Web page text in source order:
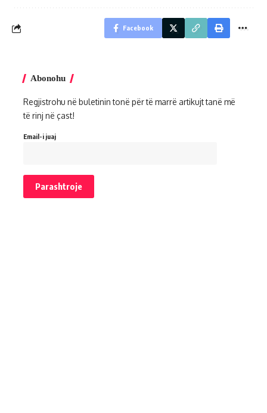
Facebook
Abonohu
Regjistrohu në buletinin tonë për të marrë artikujt tanë më
të rinj në çast!
Email-i juaj